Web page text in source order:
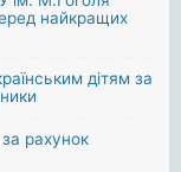
найкращих
дітям за
рахунок